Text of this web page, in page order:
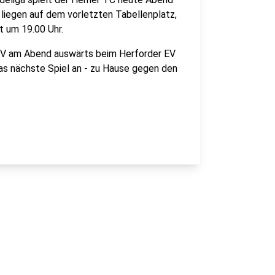
liegen auf dem vorletzten Tabellenplatz,
19.00 Uhr.
am Abend auswärts beim Herforder EV
nächste Spiel an - zu Hause gegen den